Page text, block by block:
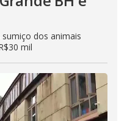
dos animais
mil